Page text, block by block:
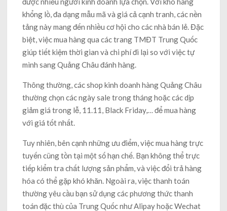
khổng lồ, đa dạng mẫu mã và giá cả cạnh tranh, các nền
tảng này mang đến nhiều cơ hội cho các nhà bán lẻ. Đặc
biệt, việc mua hàng qua các trang TMĐT Trung Quốc
giúp tiết kiệm thời gian và chi phí đi lại so với việc tự
mình sang Quảng Châu đánh hàng.
Thông thường, các shop kinh doanh hàng Quảng Châu
thường chọn các ngày sale trong tháng hoặc các dịp
giảm giá trong lễ, 11.11, Black Friday,… để mua hàng
với giá tốt nhất.
Tuy nhiên, bên cạnh những ưu điểm, việc mua hàng trực
tuyến cũng tồn tại một số hạn chế. Bạn không thể trực
tiếp kiểm tra chất lượng sản phẩm, và việc đổi trả hàng
hóa có thể gặp khó khăn. Ngoài ra, việc thanh toán
thường yêu cầu bạn sử dụng các phương thức thanh
toán đặc thù của Trung Quốc như Alipay hoặc Wechat